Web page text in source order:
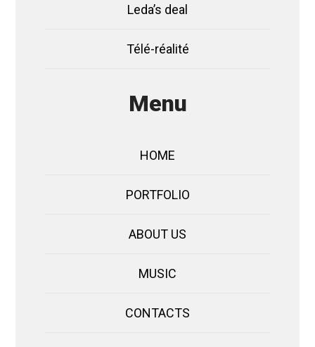
Leda’s deal
Télé-réalité
Menu
HOME
PORTFOLIO
ABOUT US
MUSIC
CONTACTS